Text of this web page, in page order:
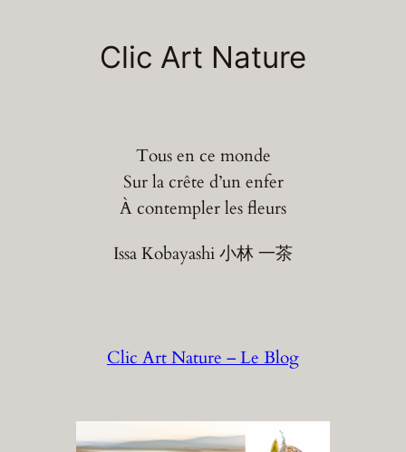
Clic Art Nature
Tous en ce monde
Sur la crête d’un enfer
À contempler les fleurs
Issa Kobayashi 小林 一茶
Clic Art Nature – Le Blog